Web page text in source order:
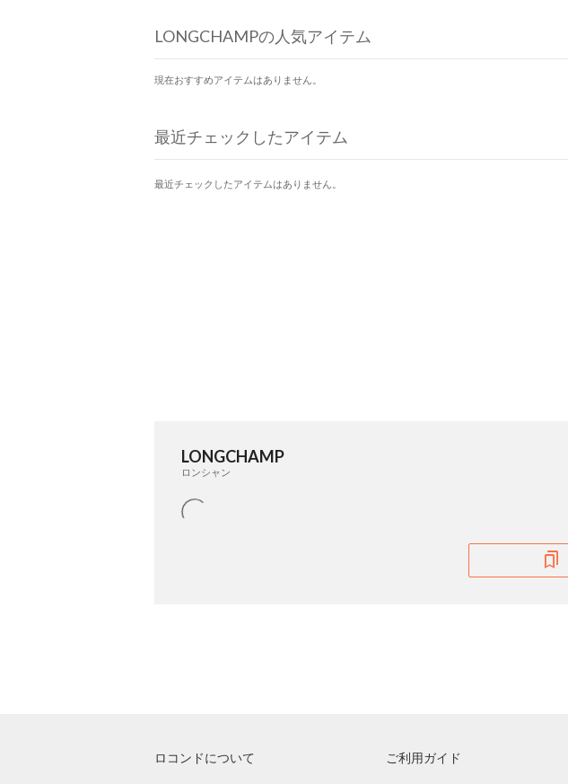
LONGCHAMPの人気アイテム
現在おすすめアイテムはありません。
最近チェックしたアイテム
最近チェックしたアイテムはありません。
LONGCHAMP
ロンシャン
ロコンドについて ご利用ガイド